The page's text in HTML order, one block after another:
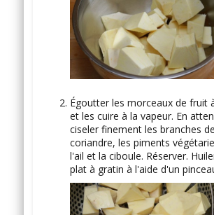
Égoutter les morceaux de fruit
et les cuire à la vapeur. En
ciseler finement les branches de
coriandre, les piments
l'ail et la ciboule. Réserver.
plat à gratin à l'aide d'un